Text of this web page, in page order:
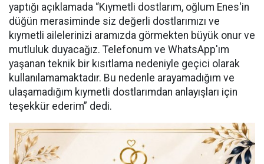
yaptığı açıklamada “Kıymetli dostlarım, oğlum Enes'in
düğün merasiminde siz değerli dostlarımızı ve
kıymetli ailelerinizi aramızda görmekten büyük onur ve
mutluluk duyacağız. Telefonum ve WhatsApp'ım
yaşanan teknik bir kısıtlama nedeniyle geçici olarak
kullanılamamaktadır. Bu nedenle arayamadığım ve
ulaşamadığım kıymetli dostlarımdan anlayışları için
teşekkür ederim” dedi.